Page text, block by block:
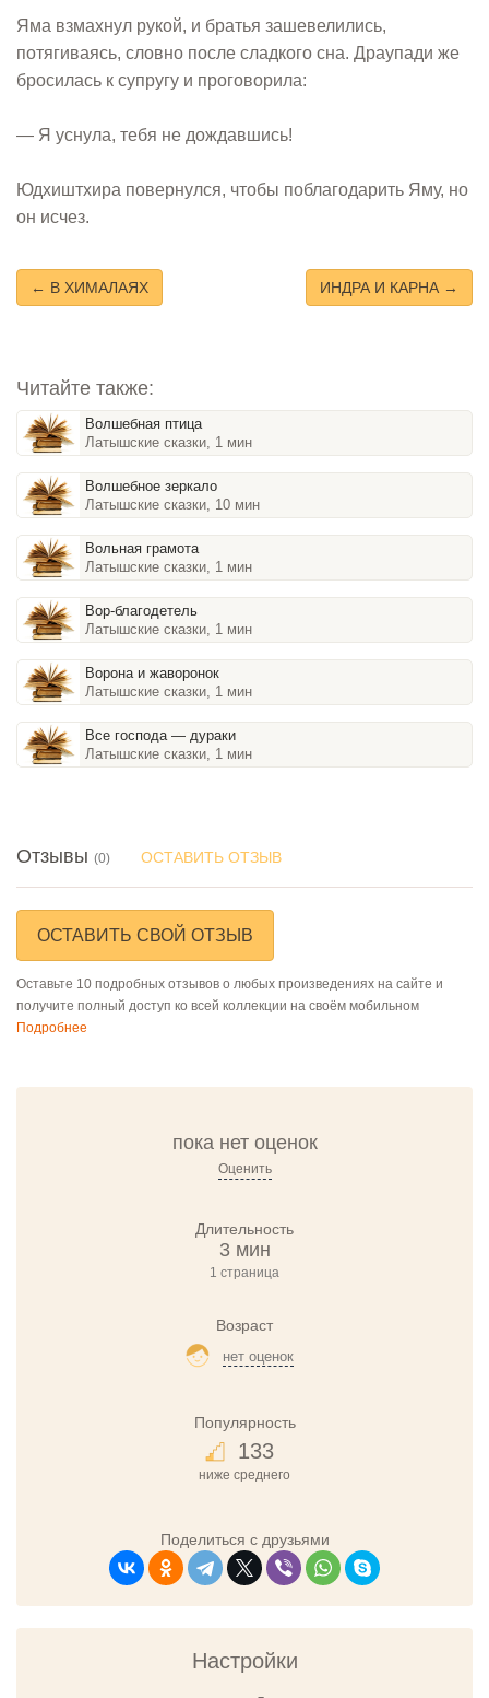
Яма взмахнул рукой, и братья зашевелились,
потягиваясь, словно после сладкого сна. Драупади же
бросилась к супругу и проговорила:
— Я уснула, тебя не дождавшись!
Юдхиштхира повернулся, чтобы поблагодарить Яму, но
он исчез.
← В ХИМАЛАЯХ ИНДРА И КАРНА →
Читайте также:
Волшебная птица
Латышские сказки, 1 мин
Волшебное зеркало
Латышские сказки, 10 мин
Вольная грамота
Латышские сказки, 1 мин
Вор-благодетель
Латышские сказки, 1 мин
Ворона и жаворонок
Латышские сказки, 1 мин
Все господа — дураки
Латышские сказки, 1 мин
Отзывы (0) ОСТАВИТЬ ОТЗЫВ
ОСТАВИТЬ СВОЙ ОТЗЫВ
Оставьте 10 подробных отзывов о любых произведениях на сайте и
получите полный доступ ко всей коллекции на своём мобильном
Подробнее
пока нет оценок
Оценить
Длительность
3 мин
1 страница
Возраст
нет оценок
Популярность
133
ниже среднего
Поделиться с друзьями
Настройки